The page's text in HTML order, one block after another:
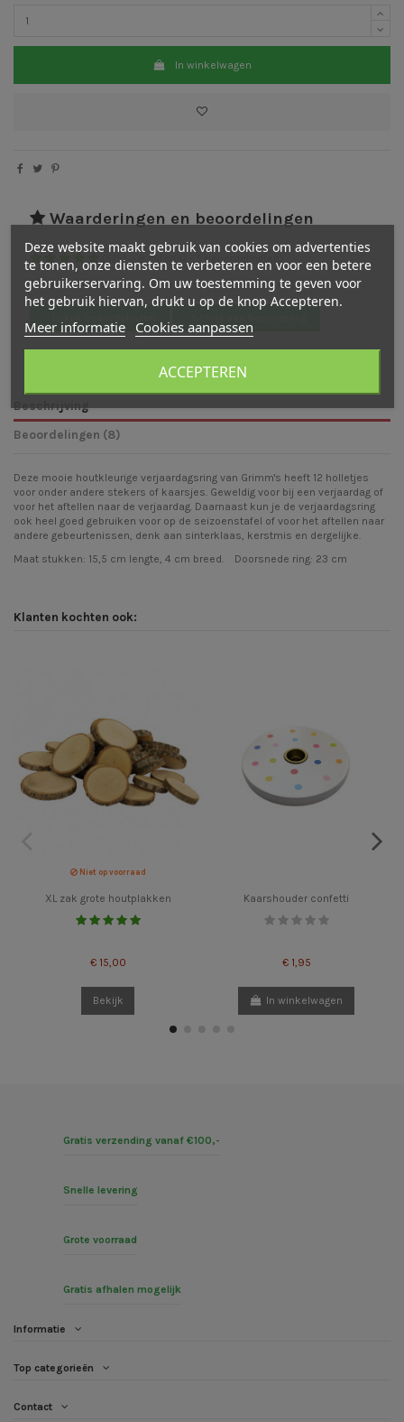
In winkelwagen
Waarderingen en beoordelingen
5) cijfer(s) -
beoordeling(en)
Bekijk verdeling
Beschrijving
Beoordelingen (8)
Deze mooie houtkleurige verjaardagsring van Grimm's heeft 12 holletjes
voor onder andere stekers of kaarsjes. Geweldig voor bij een verjaardag of
voor het aftellen naar de verjaardag. Daarnaast kun je de verjaardagsring
ook heel goed gebruiken voor op de seizoenstafel of voor het aftellen naar
andere gebeurtenissen, denk aan sinterklaas, kerstmis en dergelijke.
Maat stukken: 15,5 cm lengte, 4 cm breed. Doorsnede ring: 23 cm
Klanten kochten ook:
Niet op voorraad
XL zak grote houtplakken
€ 15,00
Bekijk
Kaarshouder confetti
€ 1,95
In winkelwagen
Gratis verzending vanaf €100,-
Snelle levering
Grote voorraad
Gratis afhalen mogelijk
Informatie
Top categorieën
Contact
Deze website maakt gebruik van cookies om advertenties
te tonen, onze diensten te verbeteren en voor een betere
gebruikerservaring. Om uw toestemming te geven voor
het gebruik hiervan, drukt u op de knop Accepteren.
Meer informatie Cookies aanpassen
ACCEPTEREN